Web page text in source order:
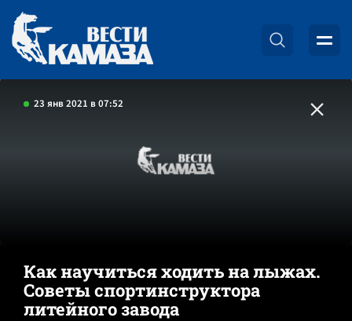
23 янв 2021 в 07:52
Как научиться ходить на лыжах.
Советы спортинструктора
литейного завода